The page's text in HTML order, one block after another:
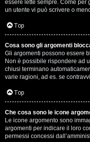
essere lette sempre. Come per
un utente vi può scrivere o
Top
Cosa sono gli argomenti
Gli argomenti possono essere
Non è possibile rispondere ad
chiusi terminano
varie ragioni, ad es. se
Top
Che cosa sono le icone
Le icone argomento sono
argomenti per indicare il loro
permessi concessi
a
n
o
n
c
i
p
i